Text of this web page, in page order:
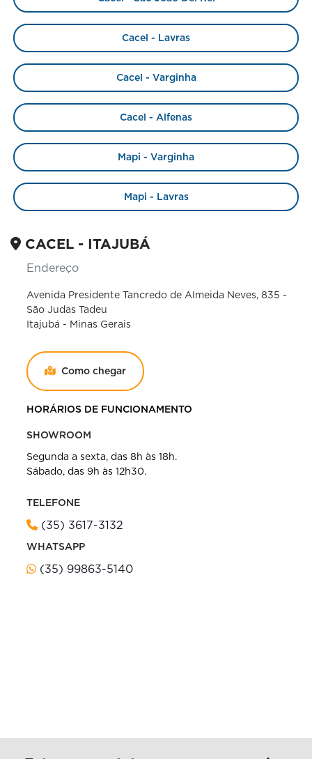
Cacel - Lavras
Cacel - Varginha
Cacel - Alfenas
Mapi - Varginha
Mapi - Lavras
CACEL - ITAJUBÁ
Endereço
Avenida Presidente Tancredo de Almeida Neves, 835 -
São Judas Tadeu
Itajubá - Minas Gerais
Como chegar
HORÁRIOS DE FUNCIONAMENTO
SHOWROOM
Segunda a sexta, das 8h às 18h.
Sábado, das 9h às 12h30.
TELEFONE
(35) 3617-3132
WHATSAPP
(35) 99863-5140